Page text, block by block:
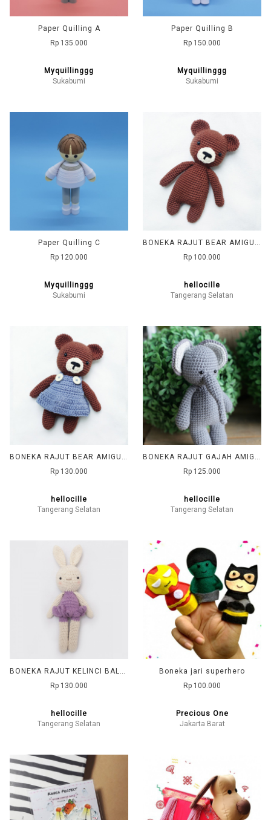
Paper Quilling A
Rp 135.000
Myquillinggg
Sukabumi
Paper Quilling B
Rp 150.000
Myquillinggg
Sukabumi
Paper Quilling C
Rp 120.000
Myquillinggg
Sukabumi
BONEKA RAJUT BEAR AMIGURUMI
Rp 100.000
hellocille
Tangerang Selatan
BONEKA RAJUT BEAR AMIGURUMI
Rp 130.000
hellocille
Tangerang Selatan
BONEKA RAJUT GAJAH AMIGURUMI
Rp 125.000
hellocille
Tangerang Selatan
BONEKA RAJUT KELINCI BALERINA
Rp 130.000
hellocille
Tangerang Selatan
Boneka jari superhero
Rp 100.000
Precious One
Jakarta Barat